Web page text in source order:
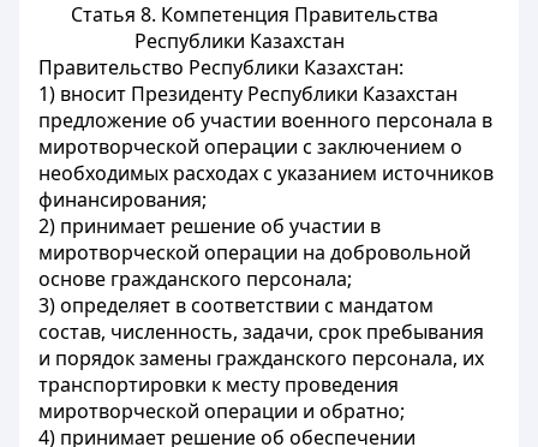
Статья 8. Компетенция Правительства
Республики Казахстан
Правительство Республики Казахстан:
1) вносит Президенту Республики Казахстан
предложение об участии военного персонала в
миротворческой операции с заключением о
необходимых расходах с указанием источников
финансирования;
2) принимает решение об участии в
миротворческой операции на добровольной
основе гражданского персонала;
3) определяет в соответствии с мандатом
состав, численность, задачи, срок пребывания
и порядок замены гражданского персонала, их
транспортировки к месту проведения
миротворческой операции и обратно;
4) принимает решение об обеспечении